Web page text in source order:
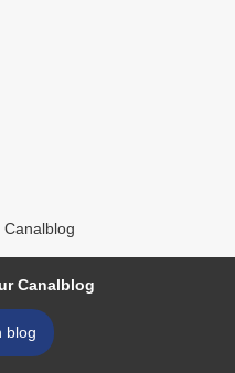
Canalblog
blog